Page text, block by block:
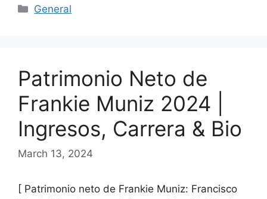
Categories
General
Patrimonio Neto de
Frankie Muniz 2024 |
Ingresos, Carrera & Bio
March 13, 2024
[ Patrimonio neto de Frankie Muniz: Francisco